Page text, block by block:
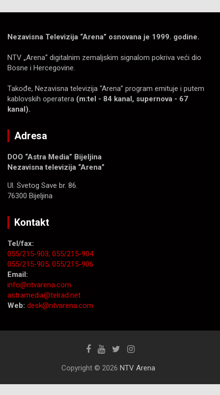
Nezavisna Televizija “Arena” osnovana je 1999. godine.
NTV „Arena“ digitalnim zemaljskim signalom pokriva veći dio
Bosne i Hercegovine.
Takođe, Nezavisna televizija “Arena” program emituje i putem
kablovskih operatera (m:tel - 84 kanal, supernova - 67
kanal).
Adresa
DOO “Astra Media” Bijeljina
Nezavisna televizija “Arena”
Ul. Svetog Save br. 86.
76300 Bijeljina
Kontakt
Tel/fax:
055/215-903; 055/215-904
055/215-905; 055/215-906
Email:
info@ntvarena.com
astramedia@telrad.net
Web: desk@ntvarena.com
Copyright © 2026 NTV Arena